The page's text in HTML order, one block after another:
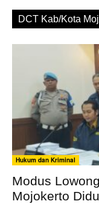
DCT Kab/Kota
Hukum dan Kriminal
Modus
Mojokerto